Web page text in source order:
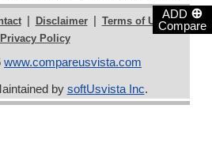
ADD ⊕
Compare
| Disclaimer | Terms of Use |
Privacy Policy
www.compareusvista.com
by softUsvista Inc.